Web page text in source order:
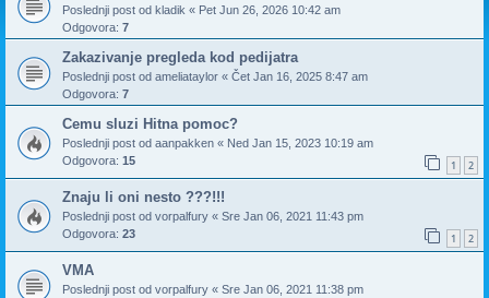
Poslednji post od kladik « Pet Jun 26, 2026 10:42 am
Odgovora: 7
Zakazivanje pregleda kod pedijatra
Poslednji post od ameliataylor « Čet Jan 16, 2025 8:47 am
Odgovora: 7
Cemu sluzi Hitna pomoc?
Poslednji post od aanpakken « Ned Jan 15, 2023 10:19 am
Odgovora: 15 1 2
Znaju li oni nesto ???!!!
Poslednji post od vorpalfury « Sre Jan 06, 2021 11:43 pm
Odgovora: 23 1 2
VMA
Poslednji post od vorpalfury « Sre Jan 06, 2021 11:38 pm